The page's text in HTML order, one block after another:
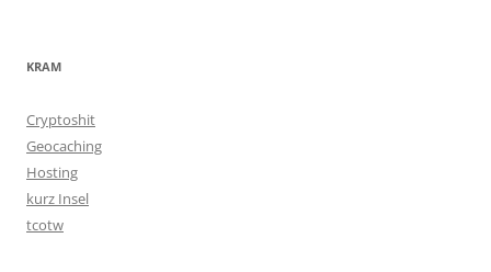
KRAM
Cryptoshit
Geocaching
Hosting
kurz Insel
tcotw